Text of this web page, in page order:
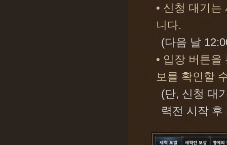
• 신청 대기
니다.
(다음 날
• 입장 버튼
보를 확인할
(단, 신청 대
력전 시작 후